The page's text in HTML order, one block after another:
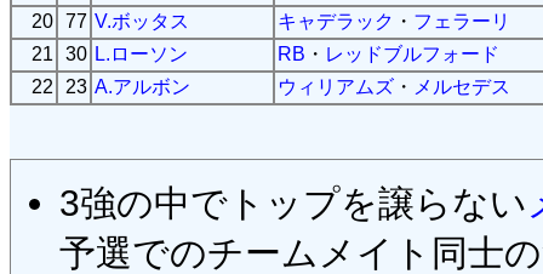
20 77 V.ボッタス キャデラック ・ フェラーリ
21
30 L.ローソン RB ・ レッドブルフォード
22
23 A.アルボン ウィリアムズ ・ メルセデス
3強の中でトップを譲らない
予選でのチームメイト同士